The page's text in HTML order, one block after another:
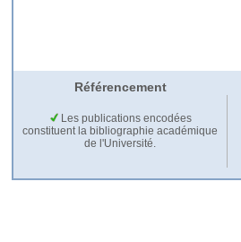
Référencement
Les publications encodées
constituent la bibliographie académique
de l'Université.